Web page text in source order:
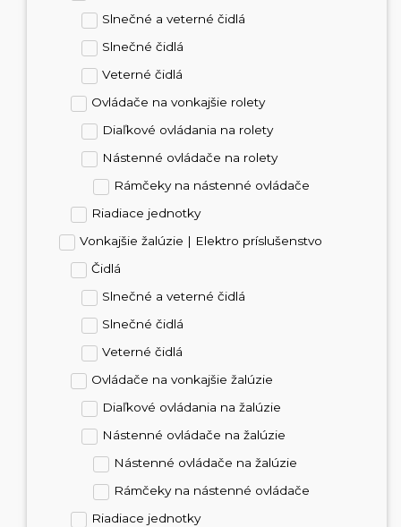
Slnečné a veterné čidlá
Slnečné čidlá
Veterné čidlá
Ovládače na vonkajšie rolety
Diaľkové ovládania na rolety
Nástenné ovládače na rolety
Rámčeky na nástenné ovládače
Riadiace jednotky
Vonkajšie žalúzie | Elektro príslušenstvo
Čidlá
Slnečné a veterné čidlá
Slnečné čidlá
Veterné čidlá
Ovládače na vonkajšie žalúzie
Diaľkové ovládania na žalúzie
Nástenné ovládače na žalúzie
Nástenné ovládače na žalúzie
Rámčeky na nástenné ovládače
Riadiace jednotky